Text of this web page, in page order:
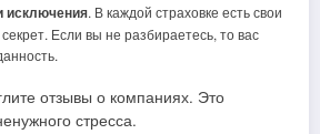
исключения. В каждой страховке есть свои
Если вы не разбираетесь, то вас
отзывы о компаниях. Это
стресса.